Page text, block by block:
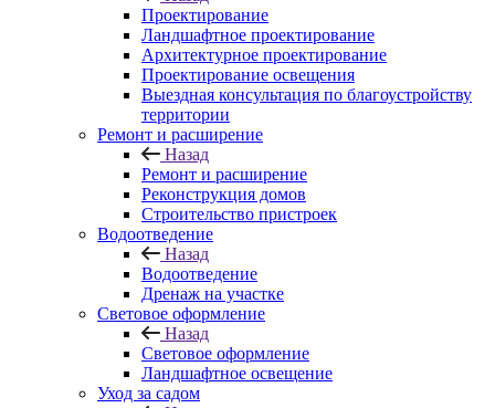
Проектирование
Ландшафтное проектирование
Архитектурное проектирование
Проектирование освещения
Выездная консультация по благоустройству
территории
Ремонт и расширение
Назад
Ремонт и расширение
Реконструкция домов
Строительство пристроек
Водоотведение
Назад
Водоотведение
Дренаж на участке
Световое оформление
Назад
Световое оформление
Ландшафтное освещение
Уход за садом